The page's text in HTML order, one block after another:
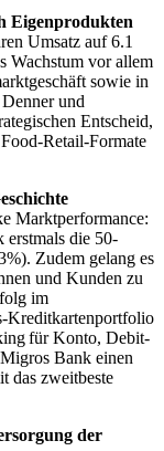
Eigenprodukten
Umsatz auf 6.1
Wachstum vor allem
sowie in
und
Entscheid,
Retail-Formate
Marktperformance:
erstmals die 50-
Zudem gelang es
und Kunden zu
im
Kreditkartenportfolio
für Konto, Debit-
Bank einen
das zweitbeste
der